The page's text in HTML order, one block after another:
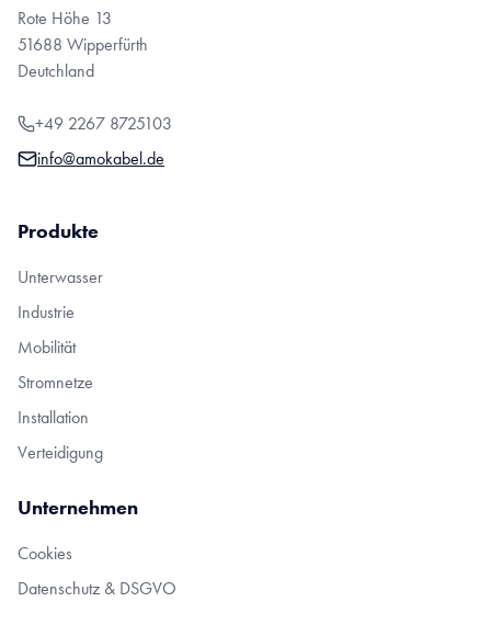
Rote Höhe 13
51688 Wipperfürth
Deutchland
+49 2267 8725103
info@amokabel.de
Produkte
Unterwasser
Industrie
Mobilität
Stromnetze
Installation
Verteidigung
Unternehmen
Cookies
Datenschutz & DSGVO